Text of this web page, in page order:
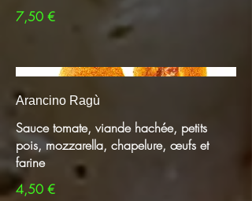
7,50 €
Arancino Ragù
Sauce tomate, viande hachée, petits
pois, mozzarella, chapelure, œufs et
farine
4,50 €